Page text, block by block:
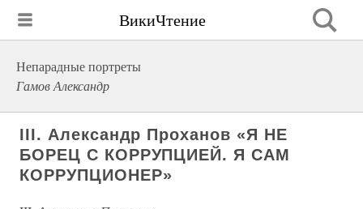
ВикиЧтение
Непарадные портреты
Гамов Александр
III. Александр Проханов «Я НЕ
БОРЕЦ С КОРРУПЦИЕЙ. Я САМ
КОРРУПЦИОНЕР»